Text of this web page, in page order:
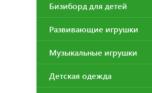
Бизиборд для детей
Развивающие игрушки
Музыкальные игрушки
Детская одежда